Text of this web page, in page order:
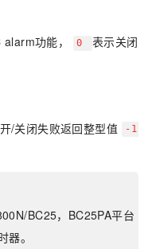
功能， 0
表示关闭
/关闭失败返回整型值 -1
BC25，BC25PA平台
。